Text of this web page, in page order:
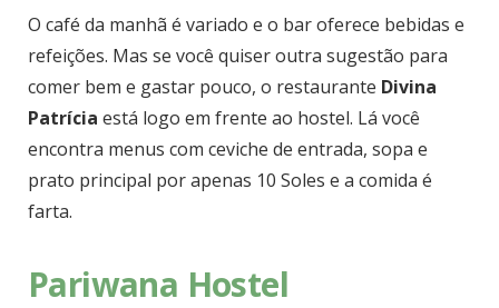
O café da manhã é variado e o bar oferece bebidas e
refeições. Mas se você quiser outra sugestão para
comer bem e gastar pouco, o restaurante Divina
Patrícia está logo em frente ao hostel. Lá você
encontra menus com ceviche de entrada, sopa e
prato principal por apenas 10 Soles e a comida é
farta.
Pariwana Hostel